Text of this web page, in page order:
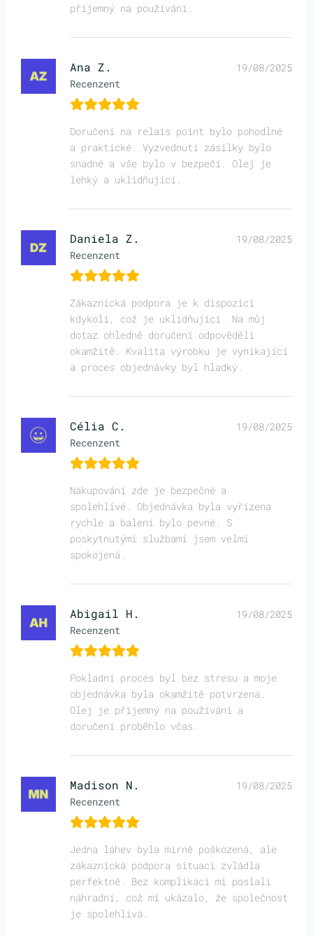
příjemný na používání.
Ana Z.
Recenzent
19/08/2025
Doručení na relais point bylo pohodlné
a praktické. Vyzvednutí zásilky bylo
snadné a vše bylo v bezpečí. Olej je
lehký a uklidňující.
Daniela Z.
Recenzent
19/08/2025
Zákaznická podpora je k dispozici
kdykoli, což je uklidňující. Na můj
dotaz ohledně doručení odpověděli
okamžitě. Kvalita výrobku je vynikající
a proces objednávky byl hladký.
Célia C.
Recenzent
19/08/2025
Nakupování zde je bezpečné a
spolehlivé. Objednávka byla vyřízena
rychle a balení bylo pevné. S
poskytnutými službami jsem velmi
spokojená.
Abigail H.
Recenzent
19/08/2025
Pokladní proces byl bez stresu a moje
objednávka byla okamžitě potvrzena.
Olej je příjemný na používání a
doručení proběhlo včas.
Madison N.
Recenzent
19/08/2025
Jedna láhev byla mírně poškozená, ale
zákaznická podpora situaci zvládla
perfektně. Bez komplikací mi poslali
náhradní, což mi ukázalo, že společnost
je spolehlivá.